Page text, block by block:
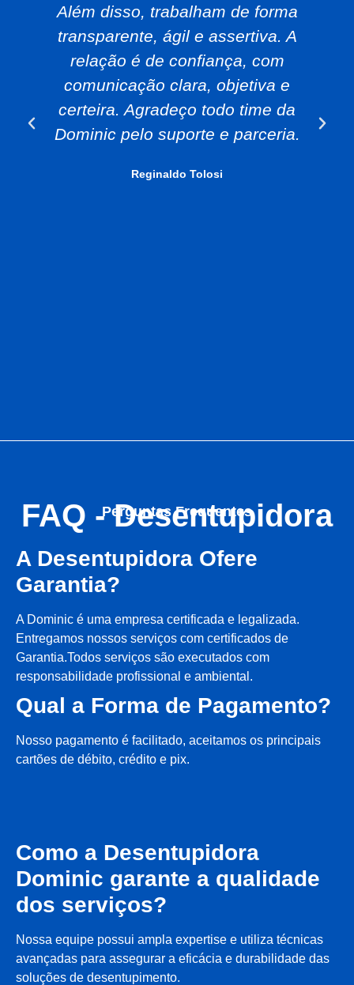
Além disso, trabalham de forma
transparente, ágil e assertiva. A
relação é de confiança, com
comunicação clara, objetiva e
certeira. Agradeço todo time da
Dominic pelo suporte e parceria.
Reginaldo Tolosi
Perguntas Frequentes
FAQ - Desentupidora
A Desentupidora Ofere
Garantia?
A Dominic é uma empresa certificada e legalizada.
Entregamos nossos serviços com certificados de
Garantia.Todos serviços são executados com
responsabilidade profissional e ambiental.
Qual a Forma de Pagamento?
Nosso pagamento é facilitado, aceitamos os principais
cartões de débito, crédito e pix.
Como a Desentupidora
Dominic garante a qualidade
dos serviços?
Nossa equipe possui ampla expertise e utiliza técnicas
avançadas para assegurar a eficácia e durabilidade das
soluções de desentupimento.